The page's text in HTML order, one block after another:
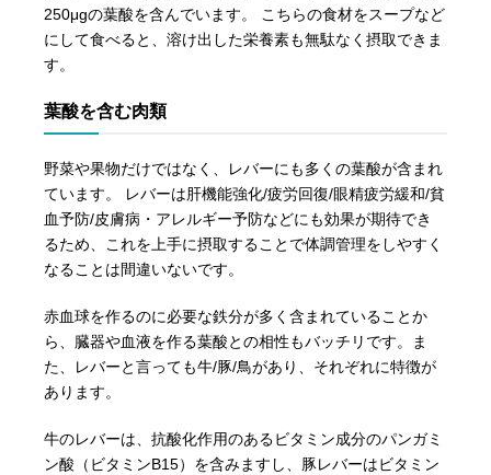
250μgの葉酸を含んでいます。 こちらの食材をスープなど
にして食べると、溶け出した栄養素も無駄なく摂取できま
す。
葉酸を含む肉類
野菜や果物だけではなく、レバーにも多くの葉酸が含まれ
ています。 レバーは肝機能強化/疲労回復/眼精疲労緩和/貧
血予防/皮膚病・アレルギー予防などにも効果が期待でき
るため、これを上手に摂取することで体調管理をしやすく
なることは間違いないです。
赤血球を作るのに必要な鉄分が多く含まれていることか
ら、臓器や血液を作る葉酸との相性もバッチリです。ま
た、レバーと言っても牛/豚/鳥があり、それぞれに特徴が
あります。
牛のレバーは、抗酸化作用のあるビタミン成分のパンガミ
ン酸（ビタミンB15）を含みますし、豚レバーはビタミン